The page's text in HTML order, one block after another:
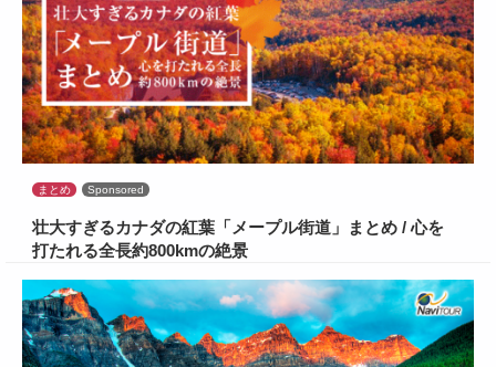
まとめ Sponsored
壮大すぎるカナダの紅葉「メープル街道」まとめ / 心を
打たれる全長約800kmの絶景